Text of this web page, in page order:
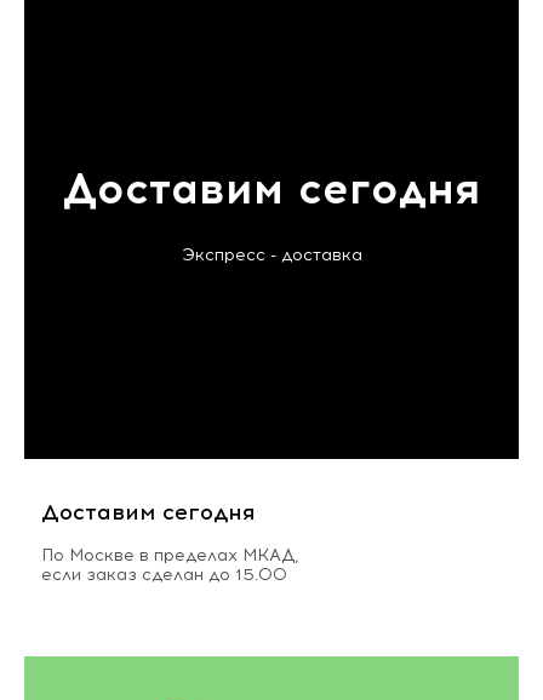
Доставим сегодня
Экспресс - доставка
Доставим сегодня
По Москве в пределах МКАД,
если заказ сделан до 15.00